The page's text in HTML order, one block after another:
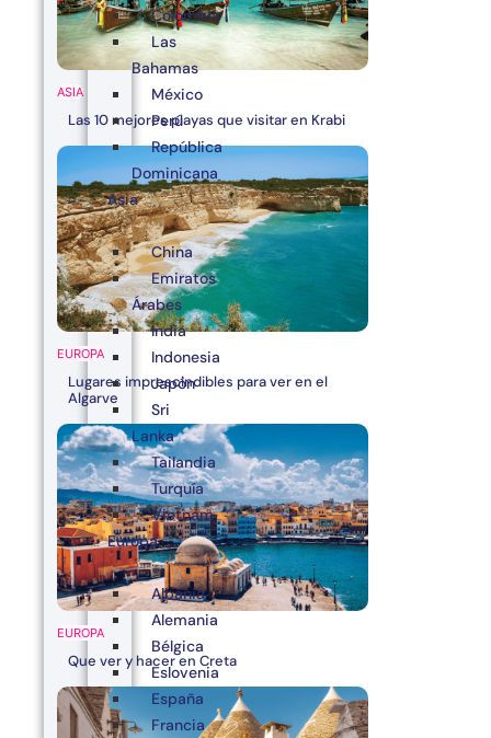
ASIA
Las 10 mejores playas que visitar en Krabi
EUROPA
Lugares imprescindibles para ver en el
Algarve
EUROPA
Que ver y hacer en Creta
Colombia
Las
Bahamas
México
Perú
República
Dominicana
Asia
China
Emiratos
Árabes
India
Indonesia
Japón
Sri
Lanka
Tailandia
Turquía
Vietnam
Europa
Albania
Alemania
Bélgica
Eslovenia
España
Francia